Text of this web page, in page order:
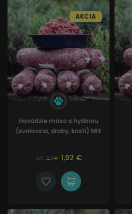
Hovädzie mäso s hydinou
(svalovina, droby, kosti) MIX
od 2,09 1,92 €
AKCIA